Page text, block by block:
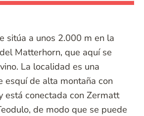
sitúa a unos 2.000 m en la
Matterhorn, que aquí se
La localidad es una
esquí de alta montaña con
está conectada con Zermatt
de modo que se puede